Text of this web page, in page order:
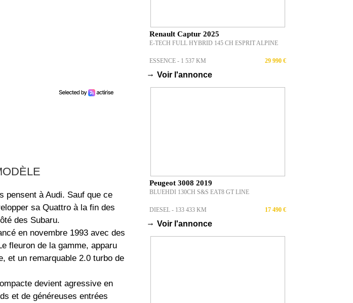
pensent à Audi. Sauf que ce
sa Quattro à la fin des
des Subaru.
en novembre 1993 avec des
fleuron de la gamme, apparu
et un remarquable 2.0 turbo de
devient agressive en
et de généreuses entrées
Renault Captur 2025
E-TECH FULL HYBRID 145 CH ESPRIT ALPINE
ESSENCE - 1 537 KM 29 990 €
→ Voir l'annonce
Peugeot 3008 2019
BLUEHDI 130CH S&S EAT8 GT LINE
DIESEL - 133 433 KM 17 490 €
→ Voir l'annonce